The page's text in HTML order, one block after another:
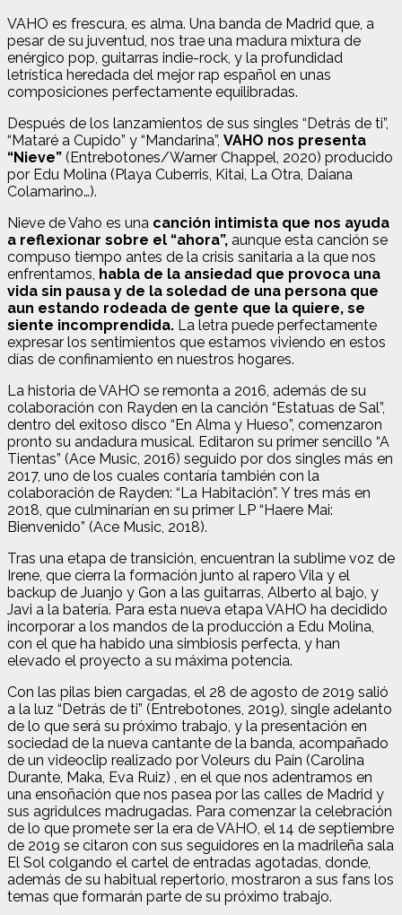
VAHO es frescura, es alma. Una banda de Madrid que, a
pesar de su juventud, nos trae una madura mixtura de
enérgico pop, guitarras indie-rock, y la profundidad
letrística heredada del mejor rap español en unas
composiciones perfectamente equilibradas.
Después de los lanzamientos de sus singles “Detrás de ti”,
“Mataré a Cupido” y “Mandarina”, VAHO nos presenta
“Nieve” (Entrebotones/Warner Chappel, 2020) producido
por Edu Molina (Playa Cuberris, Kitai, La Otra, Daiana
Colamarino…).
Nieve de Vaho es una canción intimista que nos ayuda
a reflexionar sobre el “ahora”, aunque esta canción se
compuso tiempo antes de la crisis sanitaria a la que nos
enfrentamos, habla de la ansiedad que provoca una
vida sin pausa y de la soledad de una persona que
aun estando rodeada de gente que la quiere, se
siente incomprendida. La letra puede perfectamente
expresar los sentimientos que estamos viviendo en estos
días de confinamiento en nuestros hogares.
La historia de VAHO se remonta a 2016, además de su
colaboración con Rayden en la canción “Estatuas de Sal”,
dentro del exitoso disco “En Alma y Hueso”, comenzaron
pronto su andadura musical. Editaron su primer sencillo “A
Tientas” (Ace Music, 2016) seguido por dos singles más en
2017, uno de los cuales contaría también con la
colaboración de Rayden: “La Habitación”. Y tres más en
2018, que culminarían en su primer LP “Haere Mai:
Bienvenido” (Ace Music, 2018).
Tras una etapa de transición, encuentran la sublime voz de
Irene, que cierra la formación junto al rapero Vila y el
backup de Juanjo y Gon a las guitarras, Alberto al bajo, y
Javi a la batería. Para esta nueva etapa VAHO ha decidido
incorporar a los mandos de la producción a Edu Molina,
con el que ha habido una simbiosis perfecta, y han
elevado el proyecto a su máxima potencia.
Con las pilas bien cargadas, el 28 de agosto de 2019 salió
a la luz “Detrás de ti” (Entrebotones, 2019), single adelanto
de lo que será su próximo trabajo, y la presentación en
sociedad de la nueva cantante de la banda, acompañado
de un videoclip realizado por Voleurs du Pain (Carolina
Durante, Maka, Eva Ruiz) , en el que nos adentramos en
una ensoñación que nos pasea por las calles de Madrid y
sus agridulces madrugadas. Para comenzar la celebración
de lo que promete ser la era de VAHO, el 14 de septiembre
de 2019 se citaron con sus seguidores en la madrileña sala
El Sol colgando el cartel de entradas agotadas, donde,
además de su habitual repertorio, mostraron a sus fans los
temas que formarán parte de su próximo trabajo.